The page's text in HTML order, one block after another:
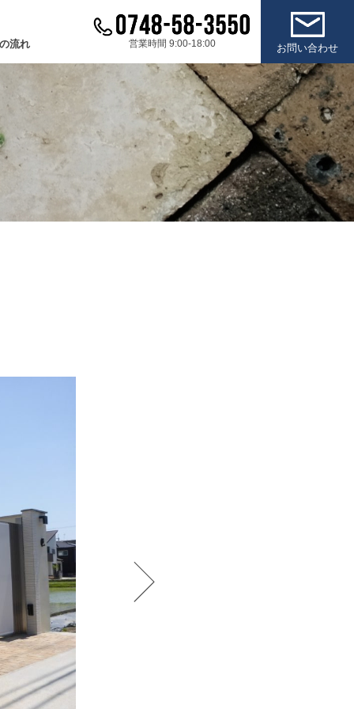
流れ 営業時間 9:00-18:00 お問い合わせ